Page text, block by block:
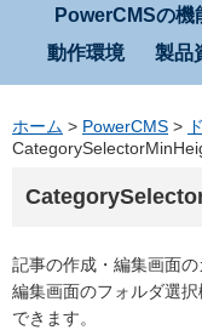
PowerCMSの機
動作環境
製品
ホーム > PowerCMS >
記事の作成・編集画面
編集画面のフォルダ選
できます。